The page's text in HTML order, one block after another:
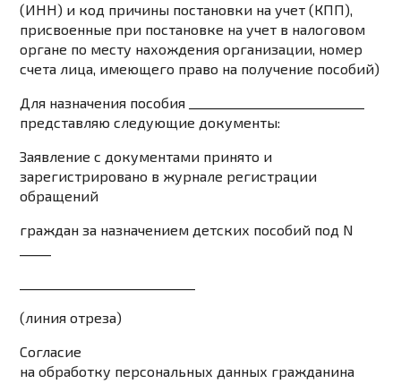
(ИНН) и код причины постановки на учет (КПП),
присвоенные при постановке на учет в налоговом
органе по месту нахождения организации, номер
счета лица, имеющего право на получение пособий)
Для назначения пособия ____________________________
представляю следующие документы:
Заявление с документами принято и
зарегистрировано в журнале регистрации
обращений
граждан за назначением детских пособий под N
(линия отреза)
Согласие
на обработку персональных данных гражданина